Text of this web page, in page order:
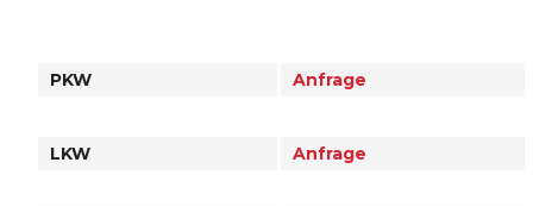
PKW Anfrage
LKW Anfrage